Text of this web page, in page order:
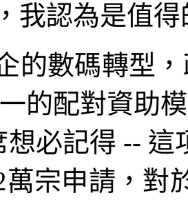
我認為是值得
的數碼轉型
的配對資助
必記得 -- 這
萬宗申請，對